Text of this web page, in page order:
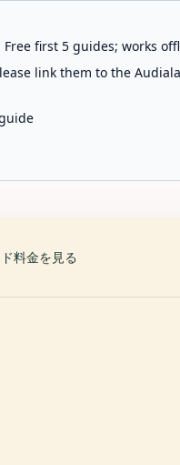
first 5 guides; works
link them to the
料金を見る